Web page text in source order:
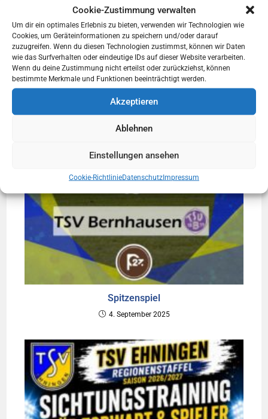
Cookie-Zustimmung verwalten
Um dir ein optimales Erlebnis zu bieten, verwenden wir Technologien wie
Cookies, um Geräteinformationen zu speichern und/oder darauf
zuzugreifen. Wenn du diesen Technologien zustimmst, können wir Daten
wie das Surfverhalten oder eindeutige IDs auf dieser Website verarbeiten.
Wenn du deine Zustimmung nicht erteilst oder zurückziehst, können
bestimmte Merkmale und Funktionen beeinträchtigt werden.
Akzeptieren
Ablehnen
Einstellungen ansehen
Cookie-RichtlinieDatenschutzImpressum
Spitzenspiel
4. September 2025